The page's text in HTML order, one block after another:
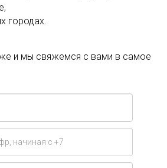
городах.
и мы свяжемся с вами в самое